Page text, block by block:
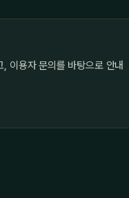
이용자 문의를 바탕으로 안내